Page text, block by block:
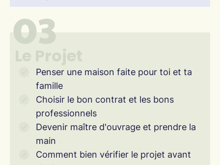
03
Penser une maison faite pour toi et ta
famille
Choisir le bon contrat et les bons
professionnels
Devenir maître d'ouvrage et prendre la
main
Comment bien vérifier le projet avant